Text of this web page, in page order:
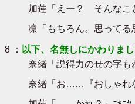
加蓮「えー？ そんなこ
凛「もちろん。思ってる
8 ： 以下、名無しにかわりま
奈緒「説得力のせの字
奈緒「お……『おしゃれ